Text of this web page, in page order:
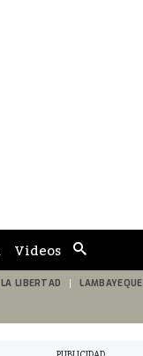
de
búsqueda
Videos
LA LIBERTAD LAMBAYEQUE